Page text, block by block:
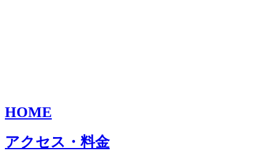
HOME
アクセス・料金